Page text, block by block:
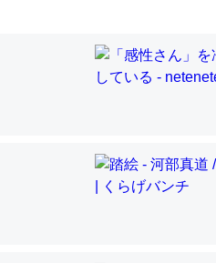
海にいないのか」に関する新仮説